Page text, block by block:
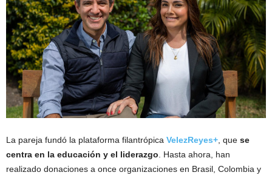
La pareja fundó la plataforma filantrópica VelezReyes+, que se
centra en la educación y el liderazgo. Hasta ahora, han
realizado donaciones a once organizaciones en Brasil, Colombia y